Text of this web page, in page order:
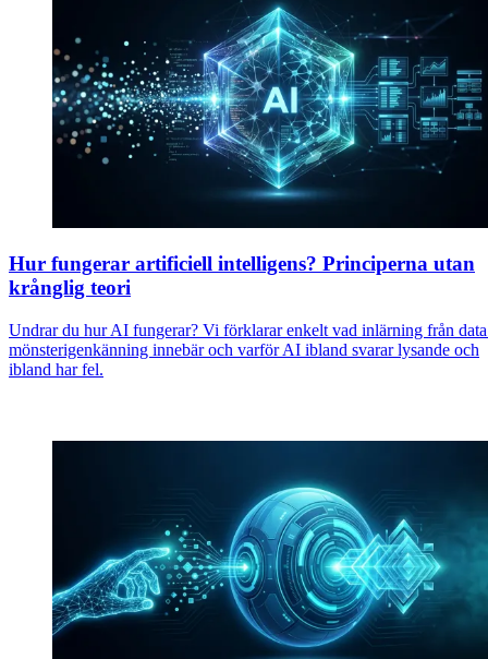
Hur fungerar artificiell intelligens? Principerna utan
krånglig teori
Undrar du hur AI fungerar? Vi förklarar enkelt vad inlärning från
mönsterigenkänning innebär och varför AI ibland svarar lysande och
ibland har fel.